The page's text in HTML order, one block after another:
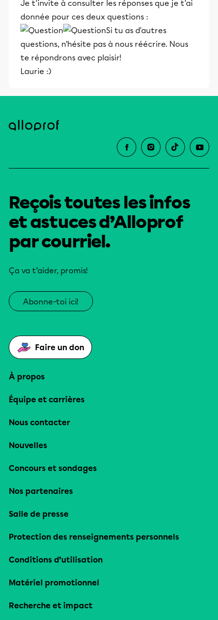
Je t'invite à consulter les réponses que je t'ai
donnée pour ces deux questions :
Si tu as d'autres
questions, n'hésite pas à nous réécrire. Nous
te répondrons avec plaisir!
Laurie :)
Reçois toutes les infos
et astuces d’Alloprof
par courriel.
Ça va t’aider, promis!
Abonne-toi ici!
Faire un don
À propos
Équipe et carrières
Nous contacter
Nouvelles
Concours et sondages
Nos partenaires
Salle de presse
Protection des renseignements personnels
Conditions d’utilisation
Matériel promotionnel
Recherche et impact